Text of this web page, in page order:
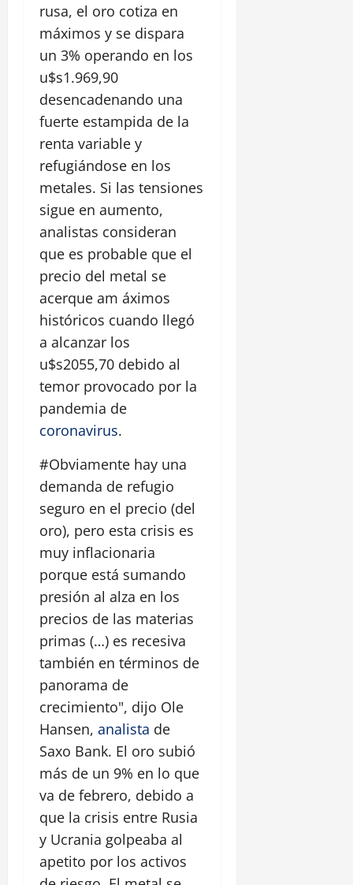
rusa, el oro cotiza en
máximos y se dispara
un 3% operando en los
u$s1.969,90
desencadenando una
fuerte estampida de la
renta variable y
refugiándose en los
metales. Si las tensiones
sigue en aumento,
analistas consideran
que es probable que el
precio del metal se
acerque am áximos
históricos cuando llegó
a alcanzar los
u$s2055,70 debido al
temor provocado por la
pandemia de
coronavirus.
#Obviamente hay una
demanda de refugio
seguro en el precio (del
oro), pero esta crisis es
muy inflacionaria
porque está sumando
presión al alza en los
precios de las materias
primas (…) es recesiva
también en términos de
panorama de
crecimiento", dijo Ole
Hansen, analista de
Saxo Bank. El oro subió
más de un 9% en lo que
va de febrero, debido a
que la crisis entre Rusia
y Ucrania golpeaba al
apetito por los activos